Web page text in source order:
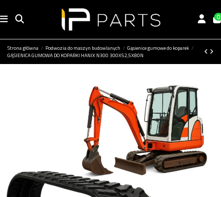
0
Strona główna Podwozia do maszyn budowlanych
Gąsienice gumowe do koparek
GĄSIENICA GUMOWA DO KOPARKI HANIX N300 300X52,5X80N